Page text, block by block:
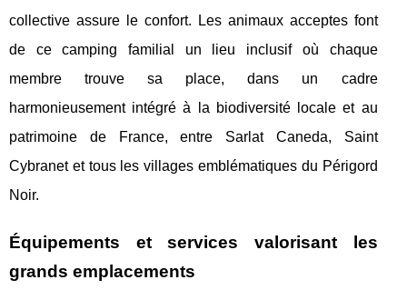
collective assure le confort. Les animaux acceptes font
de ce camping familial un lieu inclusif où chaque
membre trouve sa place, dans un cadre
harmonieusement intégré à la biodiversité locale et au
patrimoine de France, entre Sarlat Caneda, Saint
Cybranet et tous les villages emblématiques du Périgord
Noir.
Équipements et services valorisant les
grands emplacements